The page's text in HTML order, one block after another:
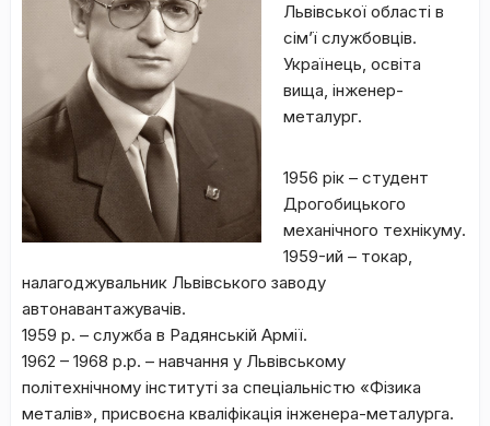
Львівської області в
сім’ї службовців.
Українець, освіта
вища, інженер-
металург.
1956 рік – студент
Дрогобицького
механічного технікуму.
1959-ий – токар,
налагоджувальник Львівського заводу
автонавантажувачів.
1959 р. – служба в Радянській Армії.
1962 – 1968 р.р. – навчання у Львівському
політехнічному інституті за спеціальністю «Фізика
металів», присвоєна кваліфікація інженера-металурга.